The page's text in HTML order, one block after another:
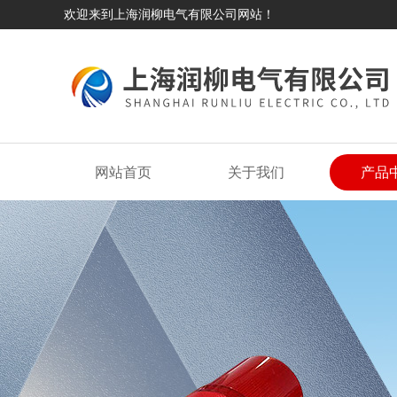
欢迎来到上海润柳电气有限公司网站！
网站首页 关于我们 产品